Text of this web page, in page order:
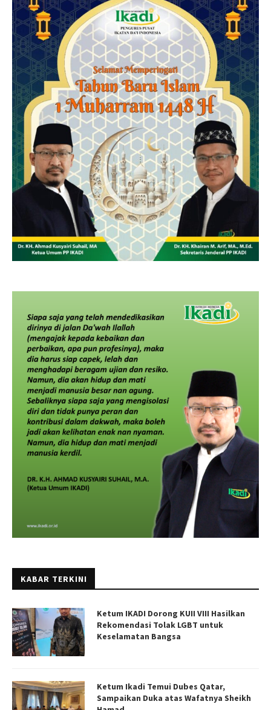
KABAR TERKINI
Ketum IKADI Dorong KUII VIII Hasilkan
Rekomendasi Tolak LGBT untuk
Keselamatan Bangsa
Ketum Ikadi Temui Dubes Qatar,
Sampaikan Duka atas Wafatnya Sheikh